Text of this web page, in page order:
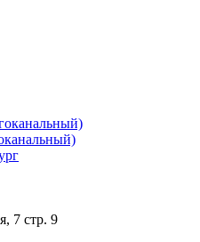
7 стр. 9